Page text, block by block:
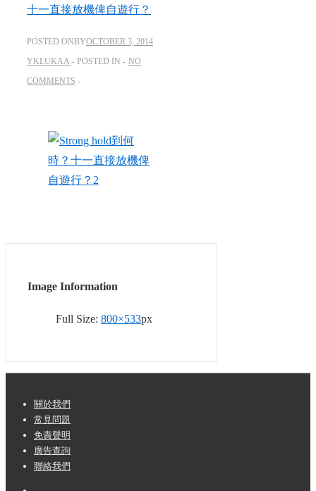
十一直接放機俾自遊行？
POSTED ONBYOCTOBER 3, 2014
YKLUKAA
POSTED IN
NO
COMMENTS
Image Information
Full Size: 800×533px
Footer
Menu
關於我們
常見問題
免責聲明
廣告查詢
聯絡我們